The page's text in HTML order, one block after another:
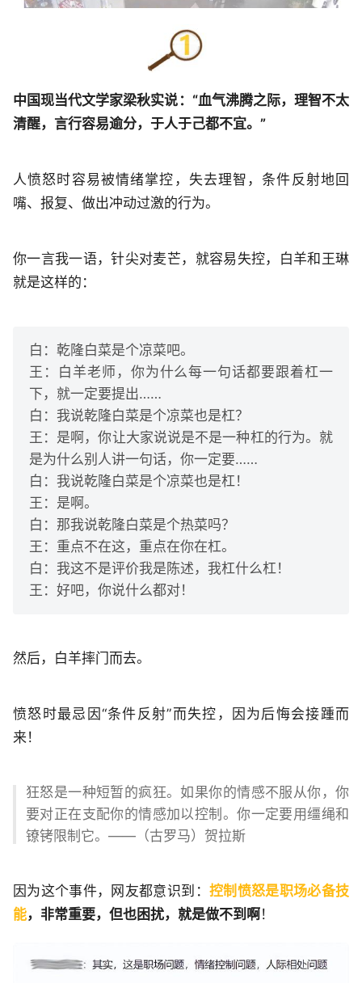
中国现当代文学家梁秋实说：“血气沸腾之际，理智不太
清醒，言行容易逾分，于人于己都不宜。”
人愤怒时容易被情绪掌控，失去理智，条件反射地回
嘴、报复、做出冲动过激的行为。
你一言我一语，针尖对麦芒，就容易失控，白羊和王琳
就是这样的：
白：乾隆白菜是个凉菜吧。
王：白羊老师，你为什么每一句话都要跟着杠一
下，就一定要提出……
白：我说乾隆白菜是个凉菜也是杠？
王：是啊，你让大家说说是不是一种杠的行为。就
是为什么别人讲一句话，你一定要……
白：我说乾隆白菜是个凉菜也是杠！
王：是啊。
白：那我说乾隆白菜是个热菜吗？
王：重点不在这，重点在你在杠。
白：我这不是评价我是陈述，我杠什么杠！
王：好吧，你说什么都对！
然后，白羊摔门而去。
愤怒时最忌因“条件反射”而失控，因为后悔会接踵而
来！
狂怒是一种短暂的疯狂。如果你的情感不服从你，你
要对正在支配你的情感加以控制。你一定要用缰绳和
镣铐限制它。——（古罗马）贺拉斯
因为这个事件，网友都意识到： 控制愤怒是职场必备技
能，非常重要，但也困扰，就是做不到啊！